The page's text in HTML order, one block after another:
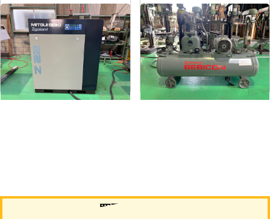
コンプレッサー
メーカー 三井精機
形 Z226AS3-R
年
コンプレッサー
メーカー 日立
形 式1.5P-9.5V6
式1988
買取について